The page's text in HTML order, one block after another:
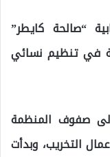
“صالحة كايطر”
في تنظيم نسائي
صفوف المنظمة
على أعمال التخريب، وبدأت